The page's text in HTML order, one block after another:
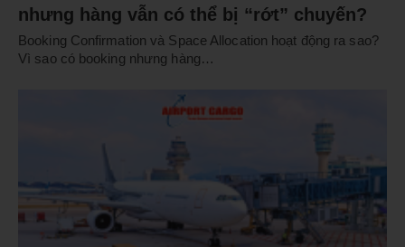
nhưng hàng vẫn có thể bị “rớt” chuyến?
Booking Confirmation và Space Allocation hoạt động ra sao?
Vì sao có booking nhưng hàng…